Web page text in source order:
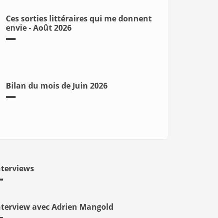
Ces sorties littéraires qui me donnent
envie - Août 2026
Bilan du mois de Juin 2026
avec Adrien Mangold